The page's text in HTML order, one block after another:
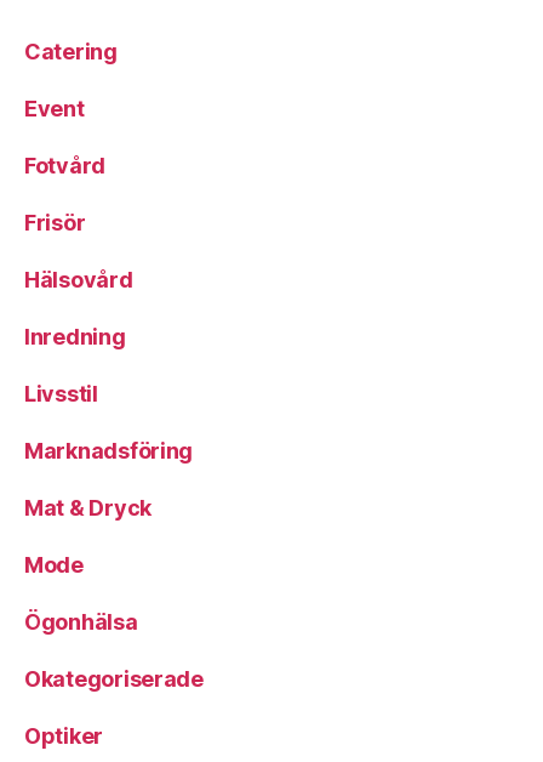
Catering
Event
Fotvård
Frisör
Hälsovård
Inredning
Livsstil
Marknadsföring
Mat & Dryck
Mode
Ögonhälsa
Okategoriserade
Optiker